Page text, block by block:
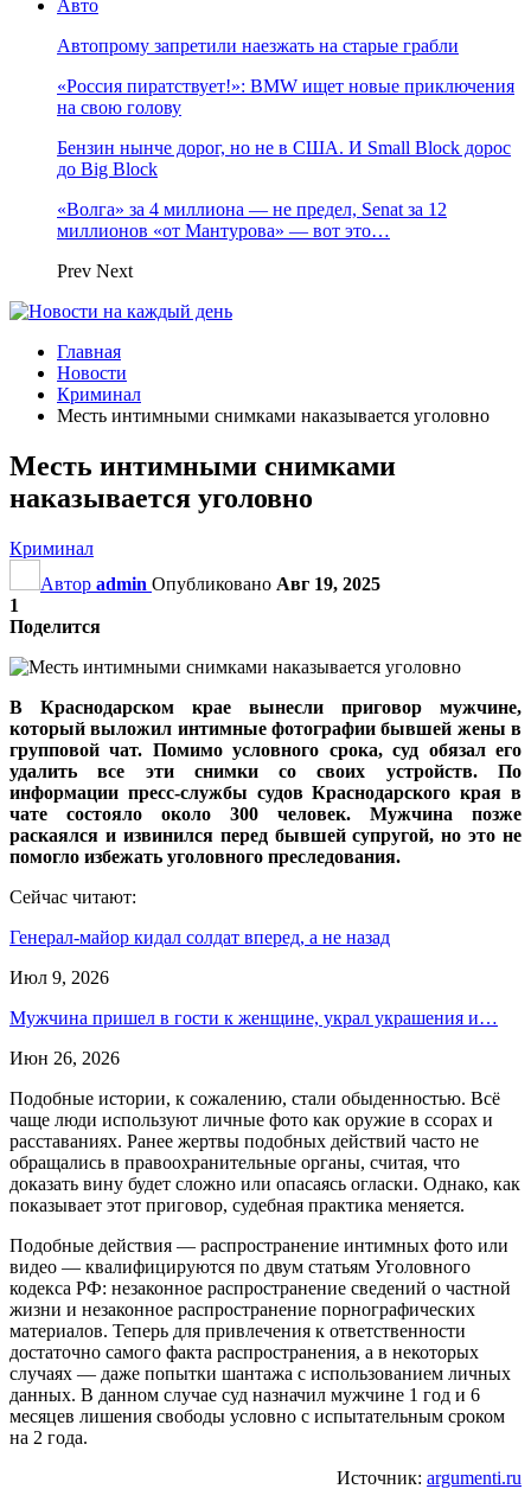
Авто
Автопрому запретили наезжать на старые грабли
«Россия пиратствует!»: BMW ищет новые приключения
на свою голову
Бензин нынче дорог, но не в США. И Small Block дорос
до Big Block
«Волга» за 4 миллиона — не предел, Senat за 12
миллионов «от Мантурова» — вот это…
Prev Next
Главная
Новости
Криминал
Месть интимными снимками наказывается уголовно
Месть интимными снимками
наказывается уголовно
Криминал
Автор admin Опубликовано Авг 19, 2025
1
Поделится
В Краснодарском крае вынесли приговор мужчине,
который выложил интимные фотографии бывшей жены в
групповой чат. Помимо условного срока, суд обязал его
удалить все эти снимки со своих устройств. По
информации пресс-службы судов Краснодарского края в
чате состояло около 300 человек. Мужчина позже
раскаялся и извинился перед бывшей супругой, но это не
помогло избежать уголовного преследования.
Сейчас читают:
Генерал-майор кидал солдат вперед, а не назад
Июл 9, 2026
Мужчина пришел в гости к женщине, украл украшения и…
Июн 26, 2026
Подобные истории, к сожалению, стали обыденностью. Всё
чаще люди используют личные фото как оружие в ссорах и
расставаниях. Ранее жертвы подобных действий часто не
обращались в правоохранительные органы, считая, что
доказать вину будет сложно или опасаясь огласки. Однако, как
показывает этот приговор, судебная практика меняется.
Подобные действия — распространение интимных фото или
видео — квалифицируются по двум статьям Уголовного
кодекса РФ: незаконное распространение сведений о частной
жизни и незаконное распространение порнографических
материалов. Теперь для привлечения к ответственности
достаточно самого факта распространения, а в некоторых
случаях — даже попытки шантажа с использованием личных
данных. В данном случае суд назначил мужчине 1 год и 6
месяцев лишения свободы условно с испытательным сроком
на 2 года.
Источник: argumenti.ru